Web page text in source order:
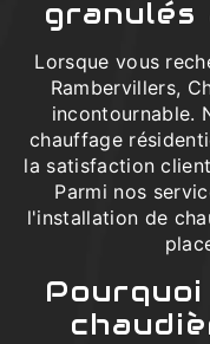
granulés
Lorsque vous
Rambervillers,
incontournable.
chauffage
la satisfaction
Parmi nos
l'installation de